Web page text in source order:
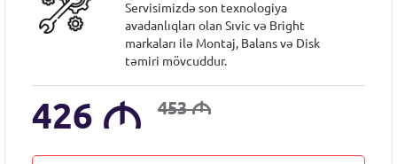
Servisimizdə son texnologiya
avadanlıqları olan Sıvic və Bright
markaları ilə Montaj, Balans və Disk
təmiri mövcuddur.
426 M 453M